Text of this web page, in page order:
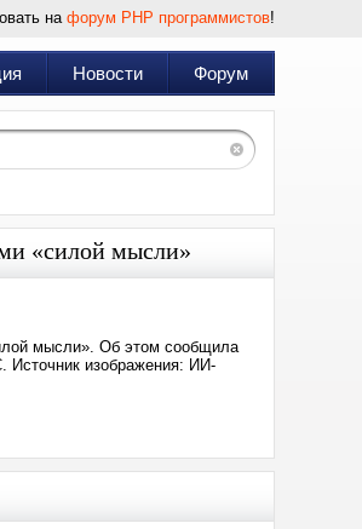
на форум PHP программистов!
Новости Форум
«силой мысли»
мысли». Об этом сообщила
Источник изображения: ИИ-